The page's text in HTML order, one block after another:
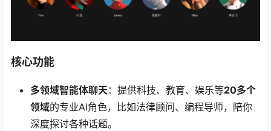
核心功能
多领域智能体聊天：提供科技、教育、娱乐等20多个
领域的专业AI角色，比如法律顾问、编程导师，陪你
深度探讨各种话题。